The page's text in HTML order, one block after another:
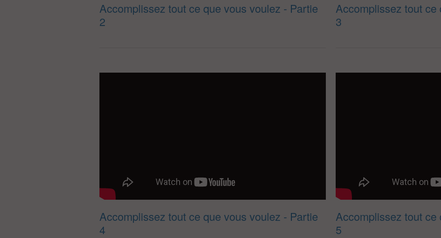
Accomplissez tout ce que vous voulez - Partie
2
Accomplissez tout
3
Accomplissez tout ce que vous voulez - Partie
4
Accomplissez tout
5